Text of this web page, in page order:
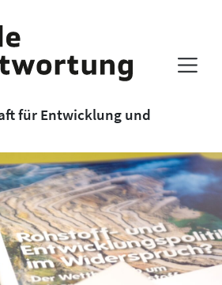
für Entwicklung und